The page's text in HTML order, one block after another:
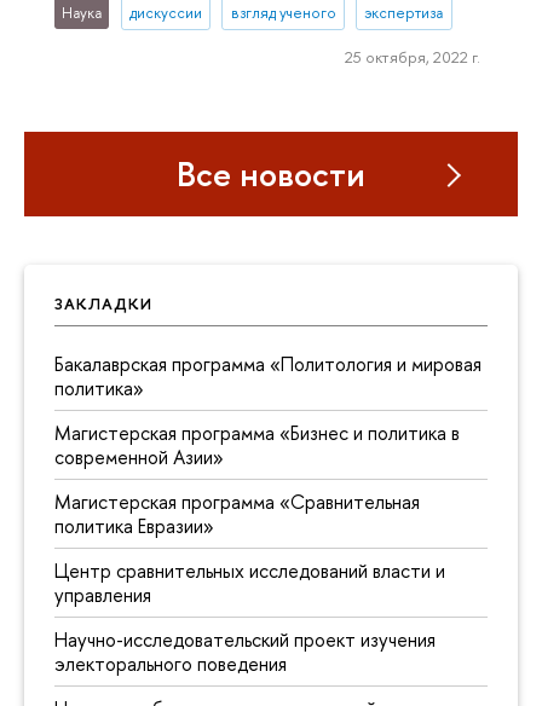
ЗАКЛАДКИ
Бакалаврская программа «Политология и мировая
политика»
Магистерская программа «Бизнес и политика в
современной Азии»
Магистерская программа «Сравнительная
политика Евразии»
Центр сравнительных исследований власти и
управления
Научно-исследовательский проект изучения
электорального поведения
Наука дискуссии взгляд ученого экспертиза
25 октября, 2022 г.
Все новости